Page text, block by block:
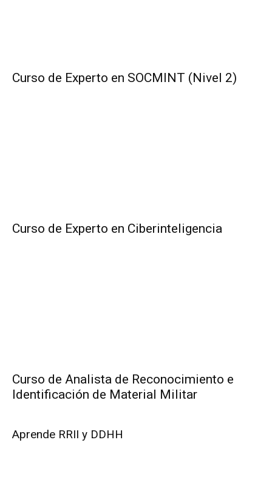
Curso de Experto en SOCMINT (Nivel 2)
Curso de Experto en Ciberinteligencia
Curso de Analista de Reconocimiento e
Identificación de Material Militar
Aprende RRII y DDHH